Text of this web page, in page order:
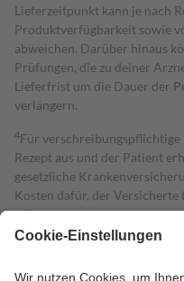
Lieferzeitpunkt kann je nach
Produktverfügbarkeit sowie
abweichen. Darüber hinaus
Prüfungen, die zu deiner
Lieferfrist um die Dauer der
verlängern.
4Für
Rezept aus und der Patient
gesetzliche
Kosten dafür, der Versicherte
mit.
Grundsätzlich leisten
höchstens zehn Euro.
Es sind